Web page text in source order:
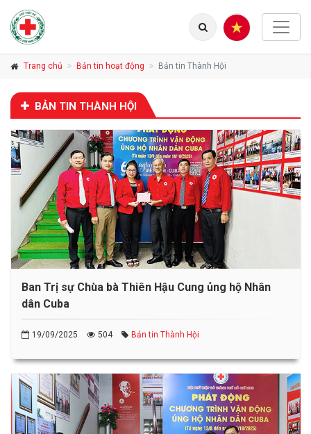
Trang chủ Bản tin hoạt động Bản tin Thành Hội
BẢN TIN THÀNH HỘI
Ban Trị sự Chùa bà Thiên Hậu Cung ủng hộ Nhân
dân Cuba
19/09/2025 504 Bản tin Thành Hội